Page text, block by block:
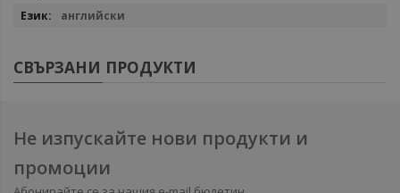
английски
СВЪРЗАНИ ПРОДУКТИ
Не изпускайте нови продукти и
промоции